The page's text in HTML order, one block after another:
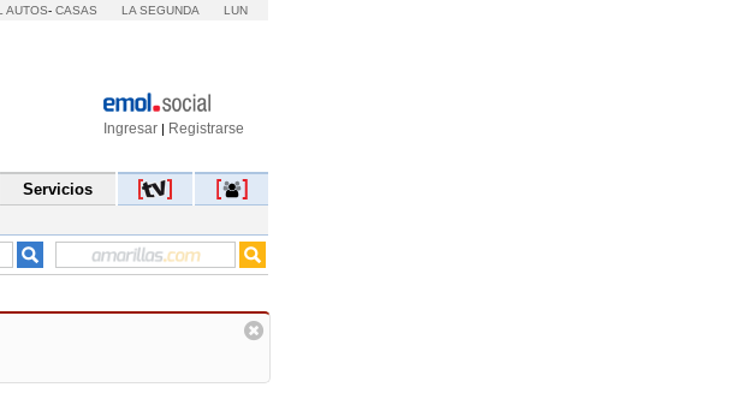
AUTOS- CASAS LA SEGUNDA LUN
Ingresar | Registrarse
Servicios